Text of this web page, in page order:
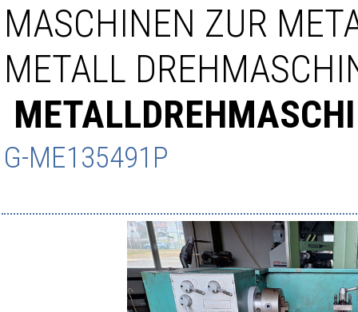
MASCHINEN ZUR
METALL
G-ME135491P